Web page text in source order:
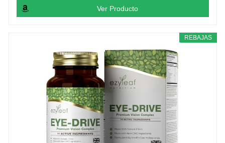
Ver Producto
REBAJAS